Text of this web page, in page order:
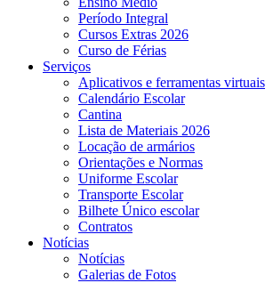
Período Integral
Cursos Extras 2026
Curso de Férias
Serviços
Aplicativos e ferramentas virtuais
Calendário Escolar
Cantina
Lista de Materiais 2026
Locação de armários
Orientações e Normas
Uniforme Escolar
Transporte Escolar
Bilhete Único escolar
Contratos
Notícias
Notícias
Galerias de Fotos